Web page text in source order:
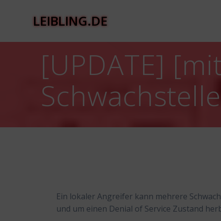
LEIBLING.DE
[UPDATE]
Ein lokaler Angreifer kann mehrere
und um einen Denial of Service Zustand